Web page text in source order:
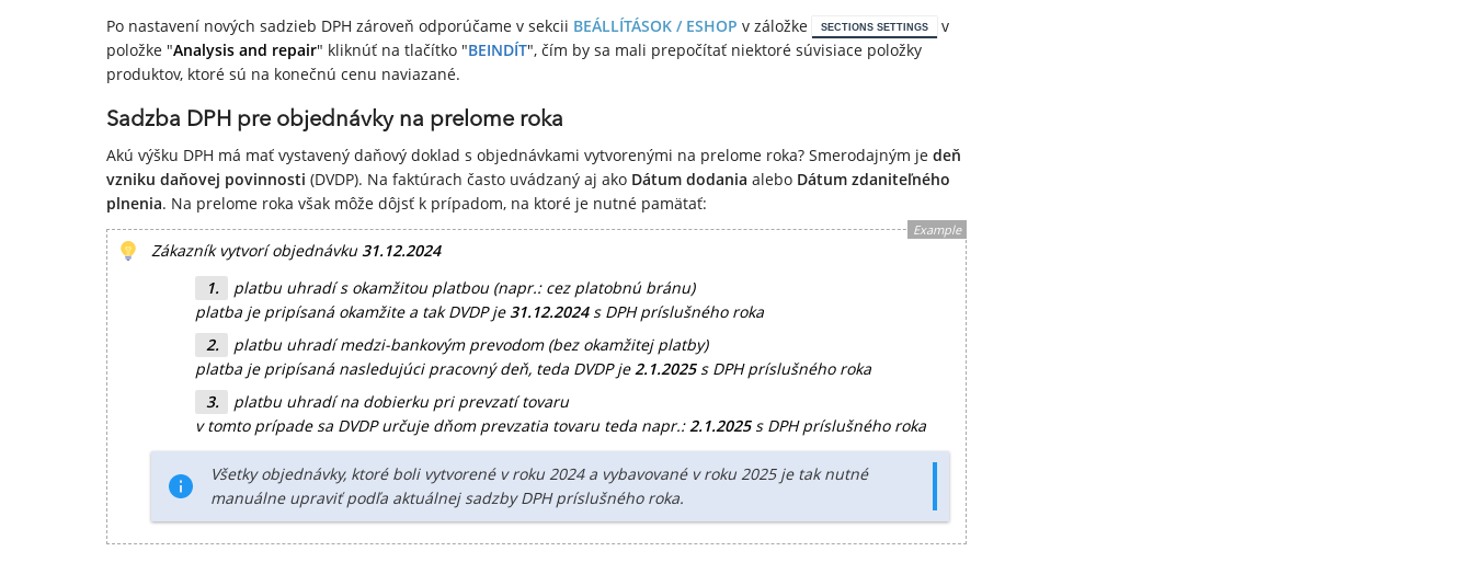
Po nastavení nových sadzieb DPH zároveň odporúčame v sekcii BEÁLLÍTÁSOK / ESHOP v záložke SECTIONS SETTINGS
v
položke "Analysis and repair" kliknúť na tlačítko "BEINDÍT", čím by sa mali prepočítať niektoré súvisiace položky
produktov, ktoré sú na konečnú cenu naviazané.
Sadzba DPH pre objednávky na prelome roka
Akú výšku DPH má mať vystavený daňový doklad s objednávkami vytvorenými na prelome roka? Smerodajným je deň
vzniku daňovej povinnosti (DVDP). Na faktúrach často uvádzaný aj ako Dátum dodania alebo Dátum zdaniteľného
plnenia. Na prelome roka však môže dôjsť k prípadom, na ktoré je nutné pamätať:
Example
Zákazník vytvorí objednávku31.12.2024
platbu uhradí s okamžitou platbou (napr.: cez platobnú bránu)
platba je pripísaná okamžite a tak DVDP je31.12.2024s DPH príslušného roka
platbu uhradí medzi-bankovým prevodom (bez okamžitej platby)
platba je pripísaná nasledujúci pracovný deň, teda DVDP je2.1.2025s DPH príslušného roka
platbu uhradí na dobierku pri prevzatí tovaru
v tomto prípade sa DVDP určuje dňom prevzatia tovaru teda napr.:2.1.2025s DPH príslušného roka
Všetky objednávky, ktoré boli vytvorené v roku 2024 a vybavované v roku 2025 je tak nutné
manuálne upraviť podľa aktuálnej sadzby DPH príslušného roka.